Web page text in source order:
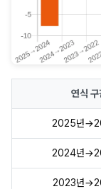
연식 구
2025년
2024년
2023년